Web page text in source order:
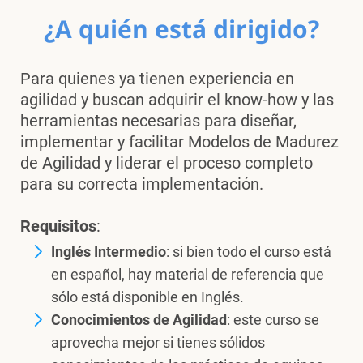
¿A quién está dirigido?
Para quienes ya tienen experiencia en
agilidad y buscan adquirir el know-how y las
herramientas necesarias para diseñar,
implementar y facilitar Modelos de Madurez
de Agilidad y liderar el proceso completo
para su correcta implementación.
Requisitos:
Inglés Intermedio: si bien todo el curso está
en español, hay material de referencia que
sólo está disponible en Inglés.
Conocimientos de Agilidad: este curso se
aprovecha mejor si tienes sólidos